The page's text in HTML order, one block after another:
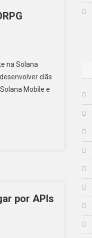
na Solana
clãs
Mobile e
por APIs